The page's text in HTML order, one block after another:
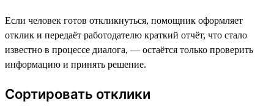
Если человек готов откликнуться, помощник оформляет
отклик и передаёт работодателю краткий отчёт, что стало
известно в процессе диалога, — остаётся только проверить
информацию и принять решение.
Сортировать отклики